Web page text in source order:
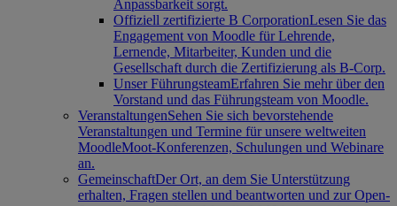
Anpassbarkeit sorgt.
Offiziell zertifizierte B CorporationLesen Sie das
Engagement von Moodle für Lehrende,
Lernende, Mitarbeiter, Kunden und die
Gesellschaft durch die Zertifizierung als B-Corp.
Unser FührungsteamErfahren Sie mehr über den
Vorstand und das Führungsteam von Moodle.
VeranstaltungenSehen Sie sich bevorstehende
Veranstaltungen und Termine für unsere weltweiten
MoodleMoot-Konferenzen, Schulungen und Webinare
an.
GemeinschaftDer Ort, an dem Sie Unterstützung
erhalten, Fragen stellen und beantworten und zur Open-